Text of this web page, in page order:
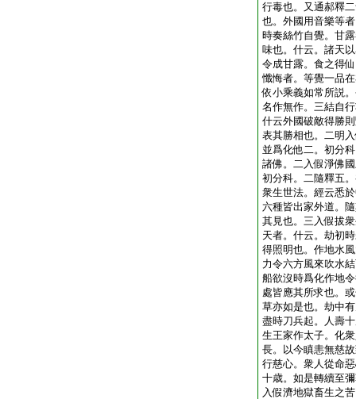
行毒也。又通郝釋
也。外國用音樂等
時奏絲竹自覺。甘
味也。什云。諸天
令成甘露。食之得
懺悔者。等覺一品
依小乘義如常所説
名作無作。三結自
什云外國破敵得勝
表其勝相也。二明
並爲化他二。初分
諸佛。二入假淨佛
初分科。二隨釋五
衆生世法。經云悉
六種皆出家外道。
其見也。三入假拔
天者。什云。劫初
得照明也。作地水
力令六方風來吹水
船欲沒時爲化作地
處皆應其所求也。
草亦如是也。劫中
盡時刀兵起。人壽
生王家作太子。化
長。以今瞋恚無慈
行慈心。衆人從命
十歳。如是轉續至
入假濟地獄畜生之